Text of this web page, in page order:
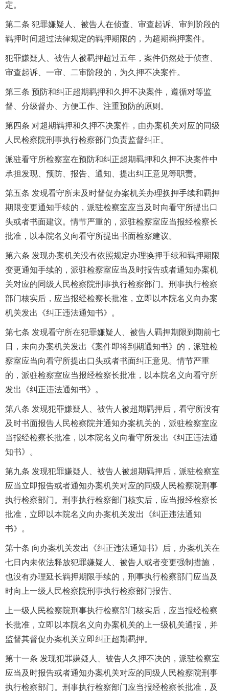
定。
第二条 犯罪嫌疑人、被告人在侦查、审查起诉、审判阶段的
羁押时间超过法律规定的羁押期限的，为超期羁押案件。
犯罪嫌疑人、被告人被羁押超过五年，案件仍然处于侦查、
审查起诉、一审、二审阶段的，为久押不决案件。
第三条 预防和纠正超期羁押和久押不决案件，遵循对等监
督、分级督办、方便工作、注重预防的原则。
第四条 对超期羁押和久押不决案件，由办案机关对应的同级
人民检察院刑事执行检察部门负责监督纠正。
派驻看守所检察室在预防和纠正超期羁押和久押不决案件中
承担发现、预防、报告、通知、提出纠正意见等职责。
第五条 发现看守所未及时督促办案机关办理换押手续和羁押
期限变更通知手续的，派驻检察室应当及时向看守所提出口
头或者书面建议。情节严重的，派驻检察室应当报经检察长
批准，以本院名义向看守所提出书面检察建议。
第六条 发现办案机关没有依照规定办理换押手续和羁押期限
变更通知手续的，派驻检察室应当及时报告或者通知办案机
关对应的同级人民检察院刑事执行检察部门。刑事执行检察
部门核实后，应当报经检察长批准，立即以本院名义向办案
机关发出《纠正违法通知书》。
第七条 发现看守所在犯罪嫌疑人、被告人羁押期限到期前七
日，未向办案机关发出《案件即将到期通知书》的，派驻检
察室应当向看守所提出口头或者书面纠正意见。情节严重
的，派驻检察室应当报经检察长批准，以本院名义向看守所
发出《纠正违法通知书》。
第八条 发现犯罪嫌疑人、被告人被超期羁押后，看守所没有
及时书面报告人民检察院并通知办案机关的，派驻检察室应
当报经检察长批准，以本院名义向看守所发出《纠正违法通
知书》。
第九条 发现犯罪嫌疑人、被告人被超期羁押后，派驻检察室
应当立即报告或者通知办案机关对应的同级人民检察院刑事
执行检察部门。刑事执行检察部门核实后，应当报经检察长
批准，立即以本院名义向办案机关发出《纠正违法通知
书》。
第十条 向办案机关发出《纠正违法通知书》后，办案机关在
七日内未依法释放犯罪嫌疑人、被告人或者变更强制措施，
也没有办理延长羁押期限手续的，刑事执行检察部门应当及
时向上一级人民检察院刑事执行检察部门报告。
上一级人民检察院刑事执行检察部门核实后，应当报经检察
长批准，立即以本院名义向办案机关的上一级机关通报，并
监督其督促办案机关立即纠正超期羁押。
第十一条 发现犯罪嫌疑人、被告人久押不决的，派驻检察室
应当及时报告或者通知办案机关对应的同级人民检察院刑事
执行检察部门。刑事执行检察部门应当报经检察长批准，及